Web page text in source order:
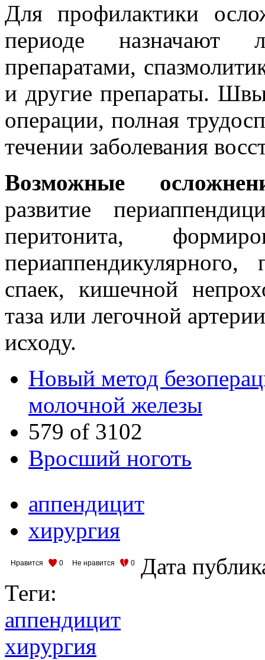
Для профилактики
периоде назначают
препаратами,
и другие препараты.
операции, полная
течении заболевания
Возможные
развитие
перитонита,
периаппендикулярного,
спаек, кишечной
таза или легочной
исходу.
Новый метод
молочной железы
579 of 3102
Вросший ноготь
аппендицит
хирургия
Нравится 0 Не нравится 0
Дата
Теги:
аппендицит
хирургия